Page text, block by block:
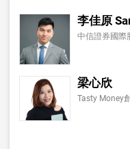
李佳原
中信證券國際
梁心欣
Tasty Money